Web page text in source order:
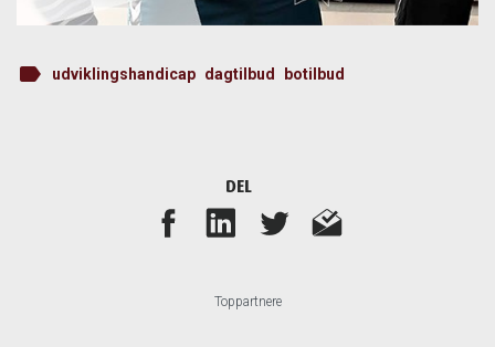
Toppartnere
label udviklingshandicap dagtilbud botilbud
DEL